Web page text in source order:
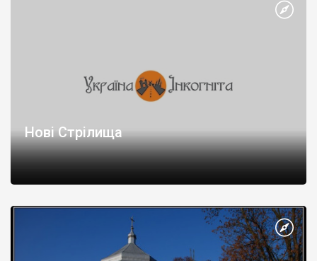
Нові Стрілища